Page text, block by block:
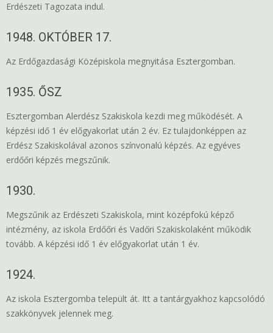
Erdészeti Tagozata indul.
1948. OKTÓBER 17.
Az Erdőgazdasági Középiskola megnyitása Esztergomban.
1935. ŐSZ
Esztergomban Alerdész Szakiskola kezdi meg működését. A
képzési idő 1 év előgyakorlat után 2 év. Ez tulajdonképpen az
Erdész Szakiskolával azonos színvonalú képzés. Az egyéves
erdőőri képzés megszűnik.
1930.
Megszűnik az Erdészeti Szakiskola, mint középfokú képző
intézmény, az iskola Erdőőri és Vadőri Szakiskolaként működik
tovább. A képzési idő 1 év előgyakorlat után 1 év.
1924.
Az iskola Esztergomba települt át. Itt a tantárgyakhoz kapcsolódó
szakkönyvek jelennek meg.